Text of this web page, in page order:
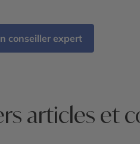
conseiller expert
articles et